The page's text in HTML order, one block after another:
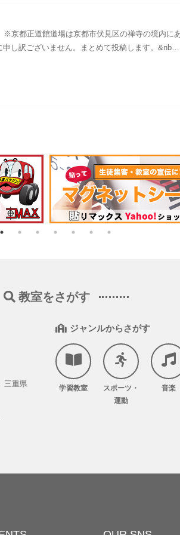
※京都正道館道場は京都市伏見区の禅寺の境内に
し訳ございません。まとめて投稿します。&nb…
教室をさがす
三重県
ジャンルからさがす
学習教室
スポーツ・
運動
音楽